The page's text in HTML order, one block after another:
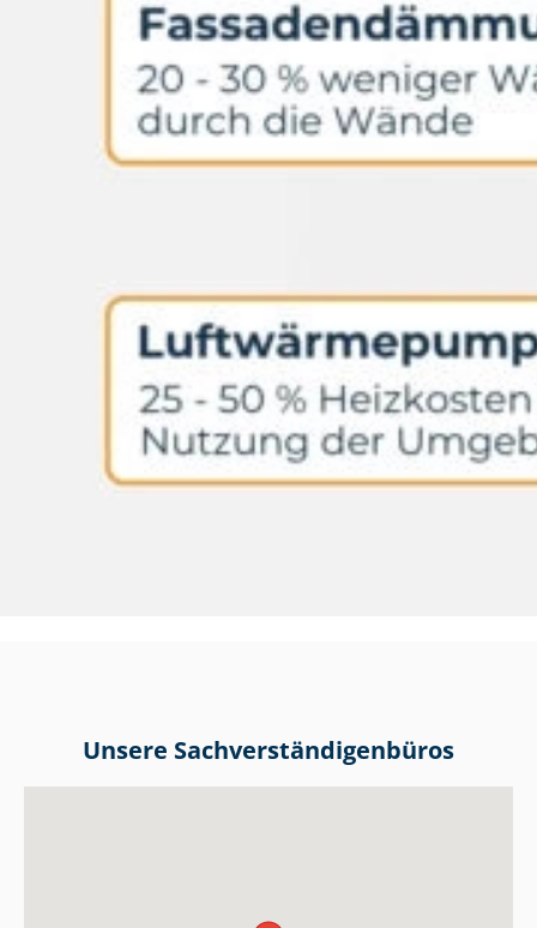
Unsere Sach­ver­stän­di­gen­bü­ros